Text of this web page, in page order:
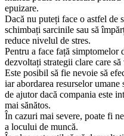
epuizare.
Dacă nu puteți face o astfel de
schimbați sarcinile sau să
reduce nivelul de stres.
Pentru a face față simptomelor
dezvoltați strategii clare care
Este posibil să fie nevoie să
iar abordarea resurselor
de ajutor dacă compania este
mai sănătos.
În cazuri mai severe, poate fi
a locului de muncă.